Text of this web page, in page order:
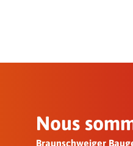
Nous
Braunschweiger